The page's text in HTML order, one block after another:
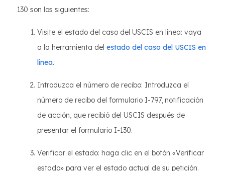
130 son los siguientes:
Visite el estado del caso del USCIS en línea: vaya
a la herramienta del estado del caso del USCIS en
línea.
Introduzca el número de recibo: Introduzca el
número de recibo del formulario I-797, notificación
de acción, que recibió del USCIS después de
presentar el formulario I-130.
Verificar el estado: haga clic en el botón «Verificar
estado» para ver el estado actual de su petición.